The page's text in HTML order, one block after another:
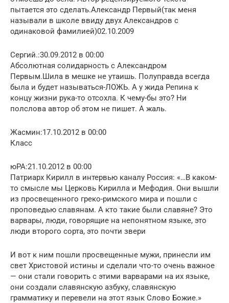
пытается это сделать.Александр Первый(так меня
называли в школе ввиду двух Александров с
одинаковой фамилией)02.10.2009
Сергий.:30.09.2012 в 00:00
Абсолютная солидарность с Александром
Первым.Шила в мешке не утаишь. Полуправда всегда
была и будет называться-ЛОЖЬ. А у жида Репина к
концу жизни рука-то отсохла. К чему-бы это? Ни
полслова автор об этом не пишет. А жаль.
Жасмин:17.10.2012 в 00:00
Класс
юРА:21.10.2012 в 00:00
Патриарх Кирилл в интервью каналу Россия: «…В каком-
то смысле мы Церковь Кирилла и Мефодия. Они вышли
из просвещенного греко-римского мира и пошли с
проповедью славянам. А кто такие были славяне? Это
варвары, люди, говорящие на непонятном языке, это
люди второго сорта, это почти звери
И вот к ним пошли просвещенные мужи, принесли им
свет Христовой истины и сделали что-то очень важное
— они стали говорить с этими варварами на их языке,
они создали славянскую азбуку, славянскую
грамматику и перевели на этот язык Слово Божие.»